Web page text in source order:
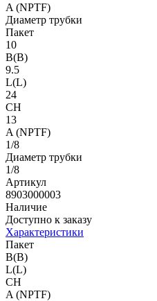
A (NPTF)
Диаметр трубки
Пакет
10
B(B)
9.5
L(L)
24
CH
13
A (NPTF)
1/8
Диаметр трубки
1/8
Артикул
8903000003
Наличие
Доступно к заказу
Характеристики
Пакет
B(B)
L(L)
CH
A (NPTF)